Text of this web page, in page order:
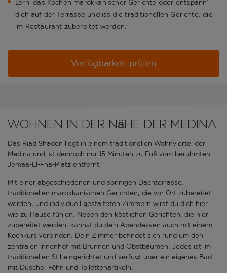
Lern’ das Kochen marokkanischer Gerichte oder entspann’
dich auf der Terrasse und iss die traditionellen Gerichte, die
im Restaurant zubereitet werden.
Verfügbarkeit prüfen
Wohnen in der Nähe der Medina
Das Riad Shaden liegt in einem traditionellen Wohnviertel der
Medina und ist dennoch nur 15 Minuten zu Fuß vom berühmten
Jemaa-El-Fna-Platz entfernt.
Mit einer abgeschiedenen und sonnigen Dachterrasse,
traditionellen marokkanischen Gerichten, die vor Ort zubereitet
werden, und individuell gestalteten Zimmern wirst du dich hier
wie zu Hause fühlen. Neben den köstlichen Gerichten, die hier
zubereitet werden, kannst du dein Abendessen auch mit einem
Kochkurs verbinden. Dein Zimmer befindet sich rund um den
zentralen Innenhof mit Brunnen und Obstbäumen. Jedes ist im
traditionellen Stil eingerichtet und verfügt über ein eigenes Bad
mit Dusche, Föhn und Toilettenartikeln.